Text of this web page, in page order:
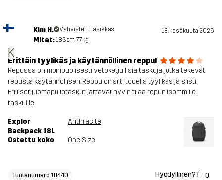
K
Kim H. Vahvistettu asiakas 18. kesäkuuta 2026
Mitat: 183cm, 77kg
Erittäin tyylikäs ja käytännöllinen reppu!
Repussa on monipuolisesti vetoketjullisia taskuja, jotka tekevät
repusta käytännöllisen. Reppu on silti todella tyylikäs ja siisti.
Erilliset juomapullotaskut jättävät hyvin tilaa repun isommille
taskuille.
Explor
Backpack 18L
Anthracite
Ostettu koko One Size
Tuotenumero 10440 Hyödyllinen? 0